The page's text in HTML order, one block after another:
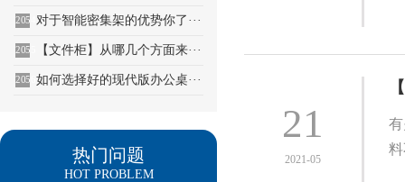
2054 对于智能密集架的优势你了···
2055 【文件柜】从哪几个方面来···
2056 如何选择好的现代版办公桌···
热门问题
HOT PROBLEM
21
2021-05